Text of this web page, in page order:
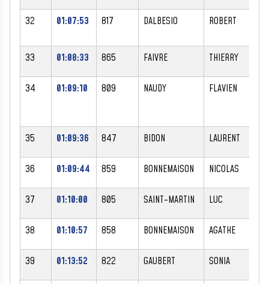
32 01:07:53 817 DALBESIO ROBERT
33 01:08:33 865 FAIVRE THIERRY
34 01:09:10 809 NAUDY FLAVIEN
35 01:09:36 847 BIDON LAURENT
36 01:09:44 859 BONNEMAISON NICOLAS
37 01:10:00 805 SAINT-MARTIN LUC
38 01:10:57 858 BONNEMAISON AGATHE
39 01:13:52 822 GAUBERT SONIA